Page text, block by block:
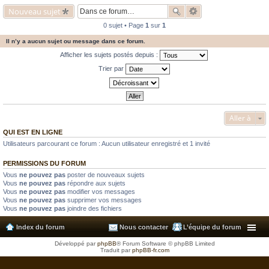
Nouveau sujet
0 sujet • Page 1 sur 1
Il n’y a aucun sujet ou message dans ce forum.
Afficher les sujets postés depuis :
Trier par
Aller à
QUI EST EN LIGNE
Utilisateurs parcourant ce forum : Aucun utilisateur enregistré et 1 invité
PERMISSIONS DU FORUM
Vous ne pouvez pas poster de nouveaux sujets
Vous ne pouvez pas répondre aux sujets
Vous ne pouvez pas modifier vos messages
Vous ne pouvez pas supprimer vos messages
Vous ne pouvez pas joindre des fichiers
Index du forum L’équipe du forum
Nous contacter
Développé parphpBB® Forum Software © phpBB Limited
Traduit parphpBB-fr.com